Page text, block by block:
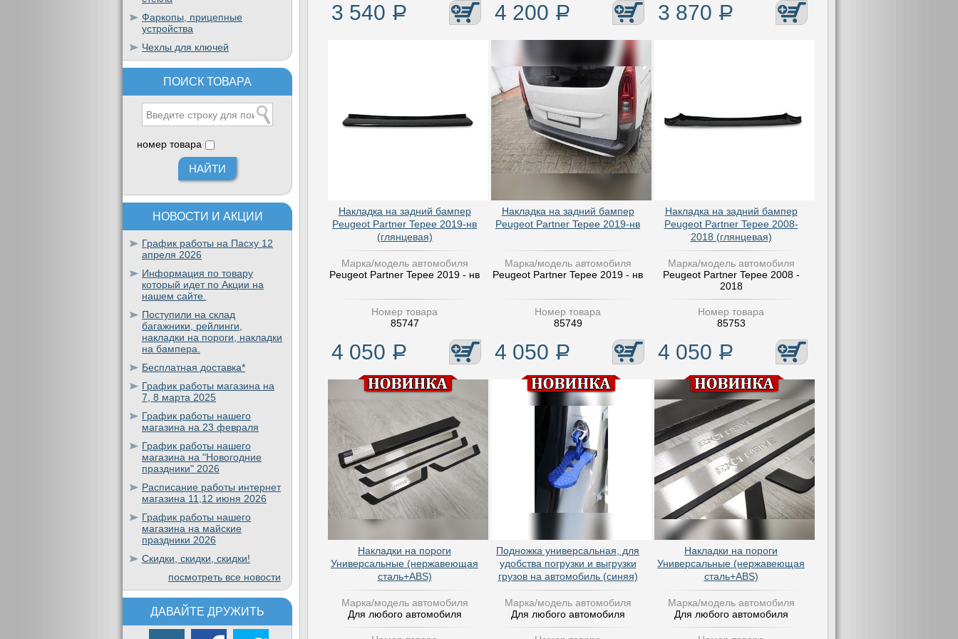
Фаркопы, прицепные
устройства
Чехлы для ключей
ПОИСК ТОВАРА
номер товара
НОВОСТИ И АКЦИИ
График работы на Пасху 12
апреля 2026
Информация по товару
который идет по Акции на
нашем сайте.
Поступили на склад
багажники, рейлинги,
накладки на пороги, накладки
на бампера.
Бесплатная доставка*
График работы магазина на
7, 8 марта 2025
График работы нашего
магазина на 23 февраля
График работы нашего
магазина на "Новогодние
праздники" 2026
Расписание работы интернет
магазина 11,12 июня 2026
График работы нашего
магазина на майские
праздники 2026
Скидки, скидки, скидки!
посмотреть все новости
ДАВАЙТЕ ДРУЖИТЬ
3 540 Р 4 200 Р 3 870 Р
Накладка на задний бампер
Peugeot Partner Tepee 2019-нв
(глянцевая)
Марка/модель автомобиля
Peugeot Partner Tepee 2019 - нв
Номер товара
85747
4 050 Р
Накладка на задний бампер
Peugeot Partner Tepee 2019-нв
Марка/модель автомобиля
Peugeot Partner Tepee 2019 - нв
Номер товара
85749
4 050 Р
Накладка на задний бампер
Peugeot Partner Tepee 2008-
2018 (глянцевая)
Марка/модель автомобиля
Peugeot Partner Tepee 2008 -
2018
Номер товара
85753
4 050 Р
Накладки на пороги
Универсальные (нержавеющая
сталь+ABS)
Марка/модель автомобиля
Для любого автомобиля
Подножка универсальная, для
удобства погрузки и выгрузки
грузов на автомобиль (синяя)
Марка/модель автомобиля
Для любого автомобиля
Накладки на пороги
Универсальные (нержавеющая
сталь+ABS)
Марка/модель автомобиля
Для любого автомобиля